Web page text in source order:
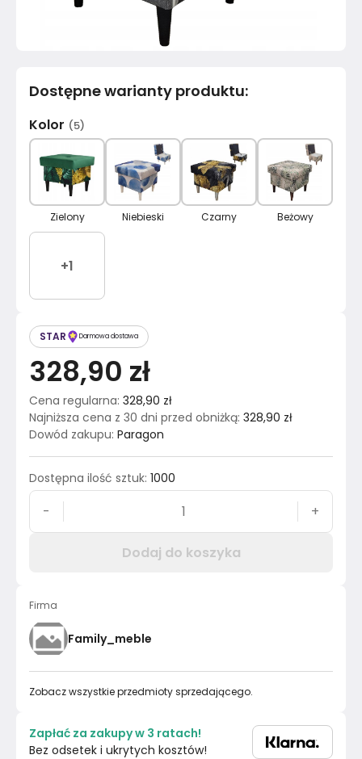
STAR Darmowa dostawa
328,90 zł
Cena regularna: 328,90 zł
Najniższa cena z 30 dni przed obniżką: 328,90 zł
Dowód zakupu: Paragon
Dostępna ilość sztuk: 1000
- +
Dodaj do koszyka
Dostępne warianty produktu:
Kolor (5)
Zielony Niebieski Czarny Beżowy
+1
Firma
Family_meble
Zobacz wszystkie przedmioty sprzedającego.
Zapłać za zakupy w 3 ratach!
Bez odsetek i ukrytych kosztów!